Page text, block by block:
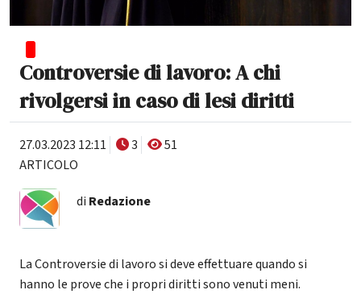
Controversie di lavoro: A chi
rivolgersi in caso di lesi diritti
27.03.2023 12:11 3
51
ARTICOLO
di Redazione
La Controversie di lavoro si deve effettuare quando si
hanno le prove che i propri diritti sono venuti meni.